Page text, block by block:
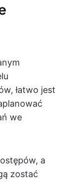
łatwo jest
we
a
zostać